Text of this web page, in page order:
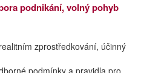
podnikání, volný pohyb
zprostředkování, účinný
podmínky a pravidla pro